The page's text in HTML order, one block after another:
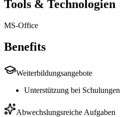
Tools & Technologien
MS-Office
Benefits
Weiterbildungsangebote
Unterstützung bei Schulungen
Abwechslungsreiche Aufgaben